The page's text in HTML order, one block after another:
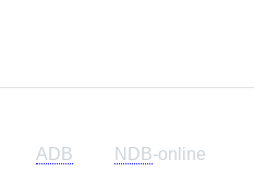
ADB NDB-online